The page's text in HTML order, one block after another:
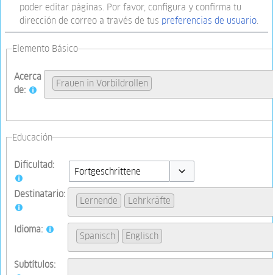
poder editar páginas. Por favor, configura y confirma tu
dirección de correo a través de tus preferencias de usuario
Elemento Básico
Acerca
de:
Frauen in Vorbildrollen
Educación
Dificultad:
Toggle options
Destinatario:
Lernende Lehrkräfte
Idioma:
Spanisch Englisch
Subtítulos: